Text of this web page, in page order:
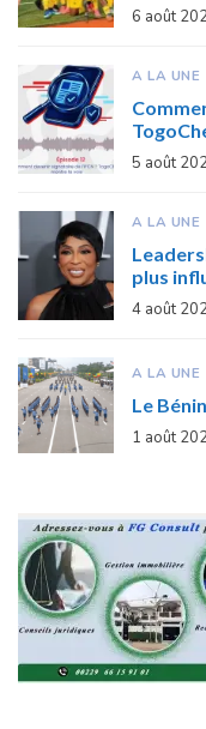
6 août
A LA UNE
5 août
A LA UNE
plus
4 août
A LA UNE
Le
1 août